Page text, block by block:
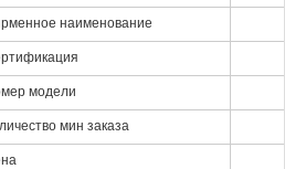
наименование
модели
мин заказа